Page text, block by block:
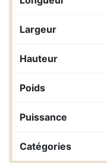
Largeur
Hauteur
Poids
Puissance
Catégories